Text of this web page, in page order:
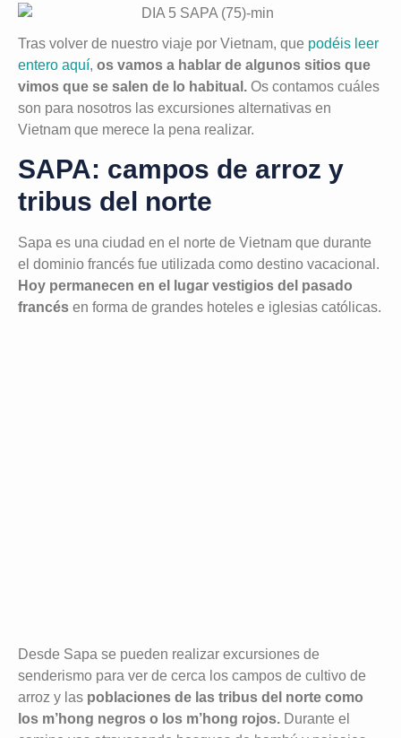
Tras volver de nuestro viaje por Vietnam, que podéis leer
entero aquí, os vamos a hablar de algunos sitios que
vimos que se salen de lo habitual. Os contamos cuáles
son para nosotros las excursiones alternativas en
Vietnam que merece la pena realizar.
SAPA: campos de arroz y
tribus del norte
Sapa es una ciudad en el norte de Vietnam que durante
el dominio francés fue utilizada como destino vacacional.
Hoy permanecen en el lugar vestigios del pasado
francés en forma de grandes hoteles e iglesias católicas.
Desde Sapa se pueden realizar excursiones de
senderismo para ver de cerca los campos de cultivo de
arroz y las poblaciones de las tribus del norte como
los m’hong negros o los m’hong rojos. Durante el